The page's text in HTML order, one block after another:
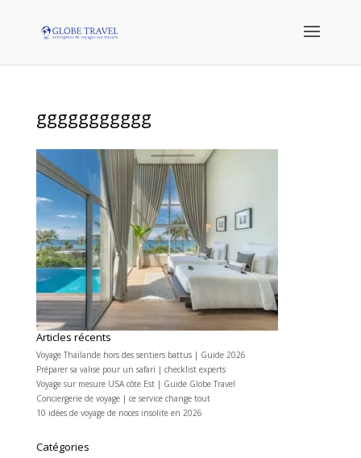
ggggggggggg
Articles récents
Voyage Thaïlande hors des sentiers battus | Guide 2026
Préparer sa valise pour un safari | checklist experts
Voyage sur mesure USA côte Est | Guide Globe Travel
Conciergerie de voyage | ce service change tout
10 idées de voyage de noces insolite en 2026
Catégories